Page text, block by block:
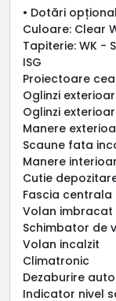
• Dotări
Culoare: Clear
Tapiterie: WK -
ISG
Proiectoare
Oglinzi
Oglinzi
Manere
Scaune fata
Manere
Cutie
Fascia centrala
Volan imbracat
Schimbator de
Volan incalzit
Climatronic
Dezaburire
Indicator nivel